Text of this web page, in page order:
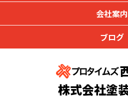
会社案内
ブログ
株式会社塗